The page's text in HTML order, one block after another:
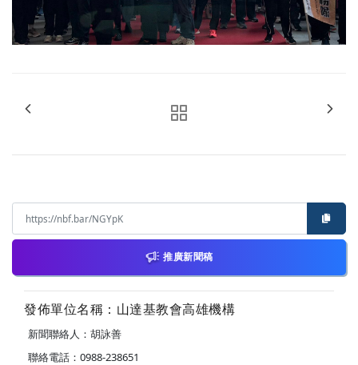
推廣新聞稿
發佈單位名稱：山達基教會高雄機構
新聞聯絡人：胡詠善
聯絡電話：0988-238651